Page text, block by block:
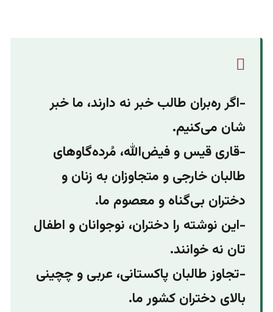
-اگر ره‌بران طالب‌‌ خبر نه دارند، ما خبر
شان می‌کنیم.
-قاری قیس و فیض‌الله، مُرده‌گاو‌های
طالبان خارجی و متجاوزان به زنان و
دختران بی‌گناه و معصوم ما.
-این نوشته را دختران، نوجوانان و اطفال
تان نه خوانند.
-تجاوز طالبان پاکستانی، عربی و چچینی
بالای دختران کشور ما.